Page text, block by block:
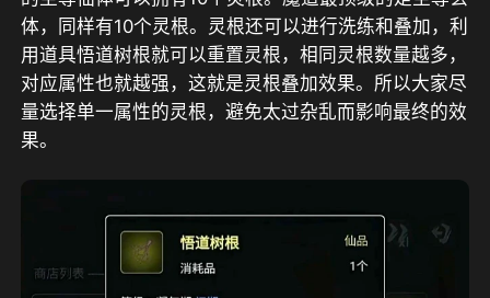
体，同样有10个灵根。灵根还可以进行洗练和叠加，利
用道具悟道树根就可以重置灵根，相同灵根数量越多，
对应属性也就越强，这就是灵根叠加效果。所以大家尽
量选择单一属性的灵根，避免太过杂乱而影响最终的效
果。